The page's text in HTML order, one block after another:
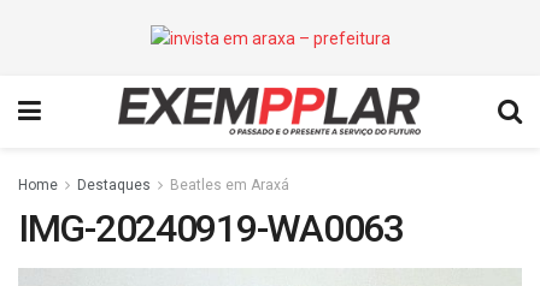
Home Destaques Beatles em Araxá
IMG-20240919-WA0063